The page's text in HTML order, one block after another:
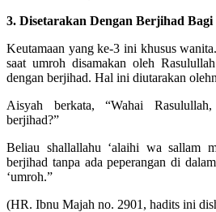
3. Disetarakan Dengan Berjihad Bagi
Keutamaan yang ke-3 ini khusus
saat umroh disamakan oleh
dengan berjihad. Hal ini diutarakan
Aisyah berkata, “Wahai
berjihad?”
Beliau shallallahu ‘alaihi wa sallam
berjihad tanpa ada peperangan di
‘umroh.”
(HR. Ibnu Majah no. 2901, hadits ini